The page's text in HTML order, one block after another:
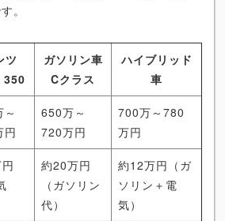
。
ツ
350
ガソリン車
Cクラス
ハイブリッド
車
円
650万～
720万円
700万～780
万円
約20万円
（ガソリン
代）
約12万円（ガ
ソリン＋電
気）